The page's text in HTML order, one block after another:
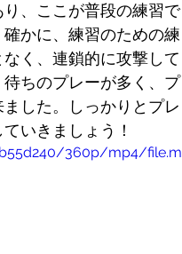
、ここが普段の練習で
かに、練習のための練
く、連鎖的に攻撃して
ちのプレーが多く、プ
した。しっかりとプレ
いきましょう！
360p/mp4/file.m